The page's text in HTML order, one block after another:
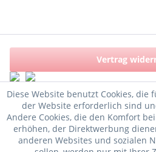
Vertrag
Diese Website benutzt Cookies,
der Website erforderlich sind
Andere Cookies, die den Komfort
erhöhen, der Direktwerbung
anderen Websites und sozialen